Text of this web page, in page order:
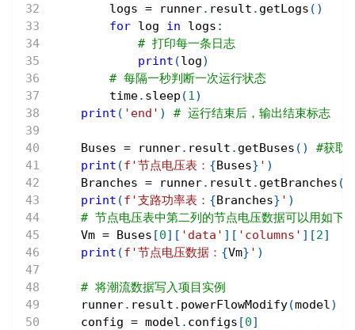
        logs
= runner. result . getLogs ( )
for log in logs :
# 打印每一条日志
print (log)
# 每隔一秒判断一次运行状态
        time
. sleep (1)
print ( 'end' ) # 运行结束后，输出结束标志
    Buses
= runner. result . getBuses ( )
#获取
print (f'节点电压表： {Buses} ' )
    Branches
= runner. result . getBranches (
print (f'支路功率表： {Branches} ' )
# 节点电压表中第二列的节点电压数据可以用如下
    Vm
= Buses [0] [ 'data' ] [ 'columns' ] [2]
print (f'节点电压数据： {Vm} ' )
# 将潮流数据写入项目实例
    runner
. result . powerFlowModify(model)
    config
= model . configs [0]